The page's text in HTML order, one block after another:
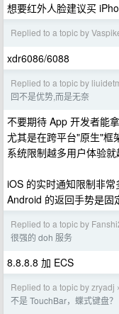
想要红外人脸建议买
Replied to a topic by
xdr6086/6088
Replied to a topic by
回不是优势,而是无奈
不要期待 App 开发者能
尤其是在跨平台"原生"框
系统限制越多用户体验就
iOS 的实时通知限制非
Android 的返回手势是固
Replied to a topic by
很强的 doh 服务
8.8.8.8 加 ECS
Replied to a topic by zryadj ›
不是 TouchBar，蝶式键盘？